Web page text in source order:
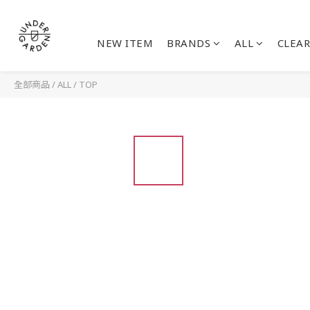
NEW ITEM BRANDS ALL
全部商品 /ALL/ TOP